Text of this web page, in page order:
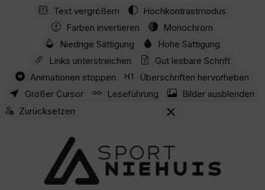
Zum Hauptinhalt springen
Text vergrößern
Hochkontrastmodus
Farben invertieren
Monochrom
Niedrige Sättigung
Hohe Sättigung
Links unterstreichen
Gut lesbare Schrift
Animationen stoppen
Überschriften hervorheben
Großer Cursor
Leseführung
Bilder ausblenden
Zurücksetzen